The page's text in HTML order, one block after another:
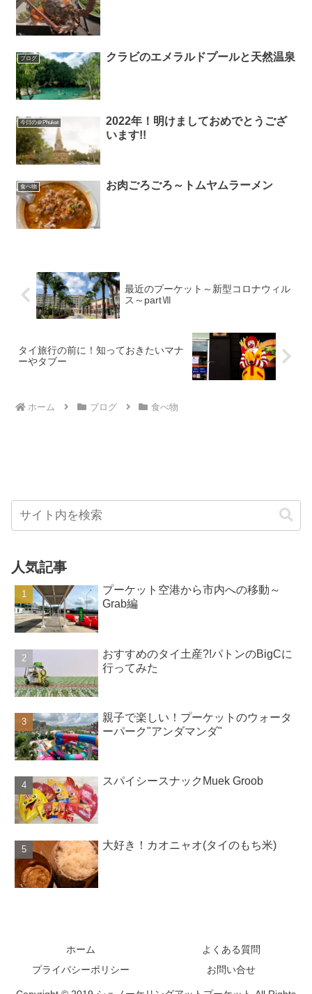
ブログ クラビのエメラルドプールと天然温泉
今日の＠Phuket
2022年！明けましておめでとうござ
います!!
食べ物 お肉ごろごろ～トムヤムラーメン
最近のプーケット～新型コロナウィル
ス～partⅦ
タイ旅行の前に！知っておきたいマナ
ーやタブー
ホーム ブログ 食べ物
人気記事
プーケット空港から市内への移動～
Grab編
おすすめのタイ土産?!パトンのBigCに
行ってみた
親子で楽しい！プーケットのウォータ
ーパーク"アンダマンダ"
スパイシースナックMuek Groob
大好き！カオニャオ(タイのもち米)
ホーム
よくある質問
プライバシーポリシー
お問い合せ